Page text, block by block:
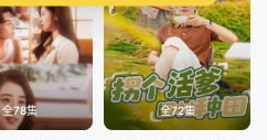
全78集 全72集